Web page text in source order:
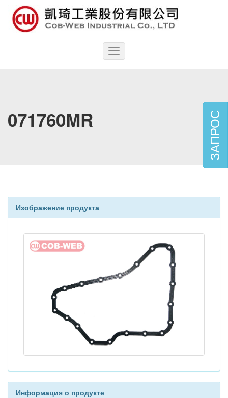
Toggle
navigation
ЗАПРОС
071760MR
Изображение продукта
Информация о продукте